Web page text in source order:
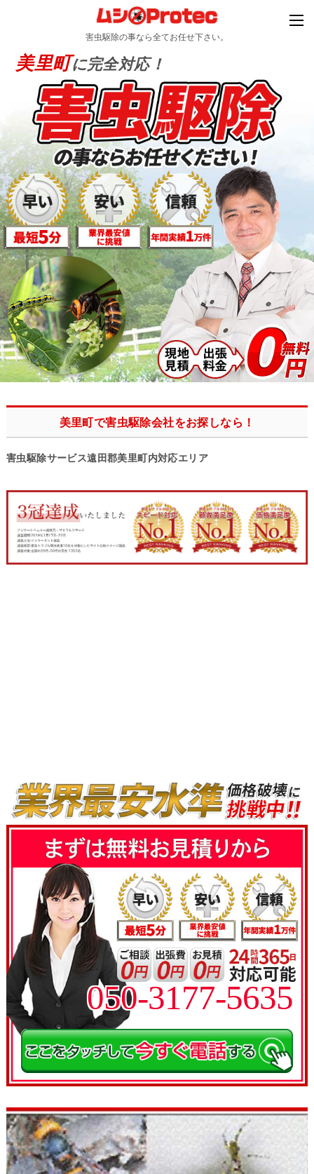
害虫駆除の事なら全てお任せ下さい。
美里町に完全対応！
美里町で害虫駆除会社をお探しなら！
害虫駆除サービス遠田郡美里町内対応エリア
050-3177-5635